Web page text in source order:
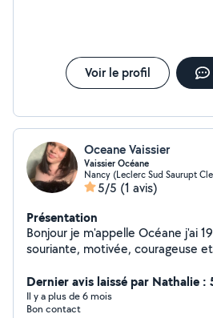
Voir le profil
Oceane Vaissier
Vaissier Océane
Nancy (Leclerc Sud Saurupt
5/5 (1 avis)
Présentation
Bonjour je m'appelle Océane j'ai
souriante, motivée, courageuse
Dernier avis laissé par Nathalie :
Il y a plus de 6 mois
Bon contact